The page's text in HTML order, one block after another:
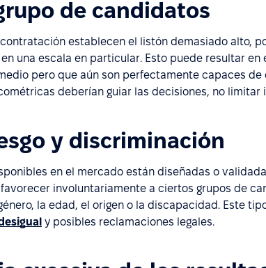
de candidatos
establecen el listón demasiado alto,
una escala en particular. Esto puede resultar
pero que aún son perfectamente capaces de
deberían guiar las decisiones, no limitar
y discriminación
en el mercado están diseñadas o
involuntariamente a ciertos grupos de
la edad, el origen o la discapacidad. Este
y posibles reclamaciones legales.